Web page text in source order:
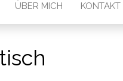
ÜBER MICH KONTAKT